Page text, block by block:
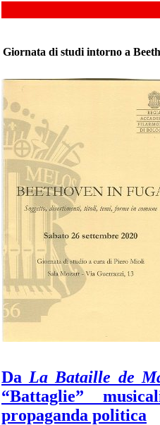
Giornata di studi intorno a
Da La Bataille de
“Battaglie”
propaganda politica